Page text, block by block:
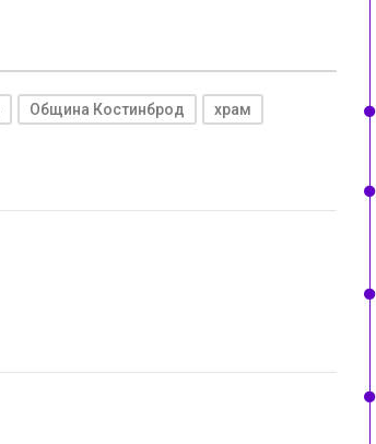
Община Костинброд храм